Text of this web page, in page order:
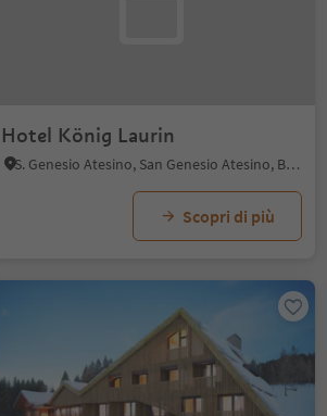
Hotel König Laurin
S. Genesio Atesino, San Genesio Atesino, Bolzano e dintorni
Scopri di più